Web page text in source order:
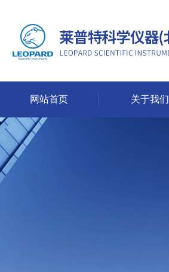
网站首页 关于我们